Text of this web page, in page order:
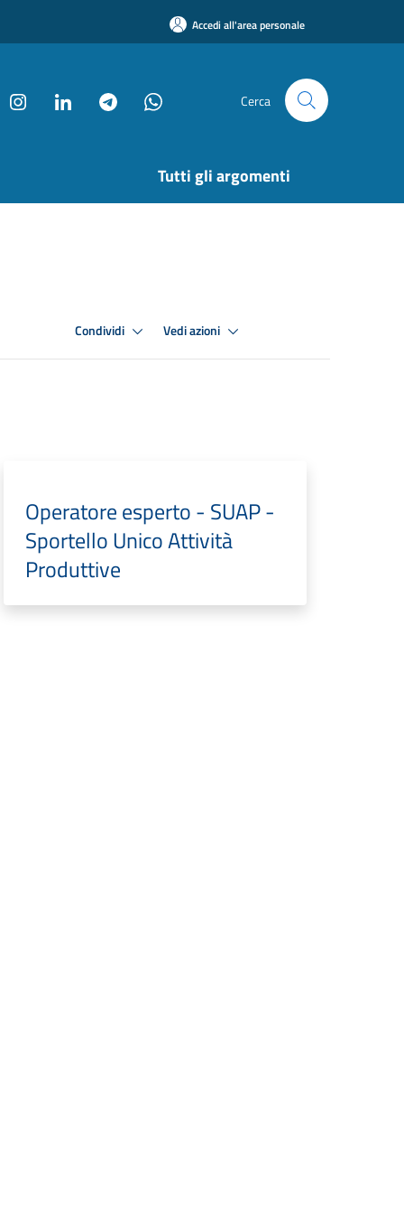
Accedi all'area personale
Cerca
Tutti gli argomenti
Condividi Vedi azioni
Operatore esperto - SUAP -
Sportello Unico Attività
Produttive